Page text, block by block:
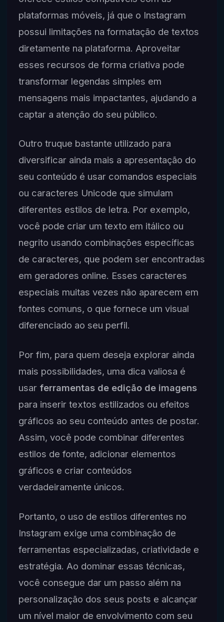
plataformas móveis, já que o Instagram
possui limitações na formatação de textos
diretamente na plataforma. Aproveitar
esses recursos de forma criativa pode
transformar legendas simples em
mensagens mais impactantes, ajudando a
captar a atenção do seu público.
Outro truque bastante utilizado para
diversificar ainda mais a apresentação do
seu conteúdo é usar comandos especiais
ou caracteres Unicode que simulam
diferentes estilos de letra. Por exemplo,
você pode criar um texto em itálico ou
negrito usando combinações específicas
de caracteres, que podem ser encontradas
em geradores online. Esses caracteres
especiais muitas vezes não aparecem em
fontes comuns, o que fornece um visual
diferenciado ao seu perfil.
Por fim, para quem deseja explorar ainda
mais possibilidades, uma dica valiosa é
usar ferramentas de edição de imagens
para inserir textos estilizados ou efeitos
gráficos ao seu conteúdo antes de postar.
Assim, você pode combinar diferentes
estilos de fonte, adicionar elementos
gráficos e criar conteúdos
verdadeiramente únicos.
Portanto, o uso de estilos diferentes no
Instagram exige uma combinação de
ferramentas especializadas, criatividade e
estratégia. Ao dominar essas técnicas,
você consegue dar um passo além na
personalização dos seus posts e alcançar
um nível maior de envolvimento com seu